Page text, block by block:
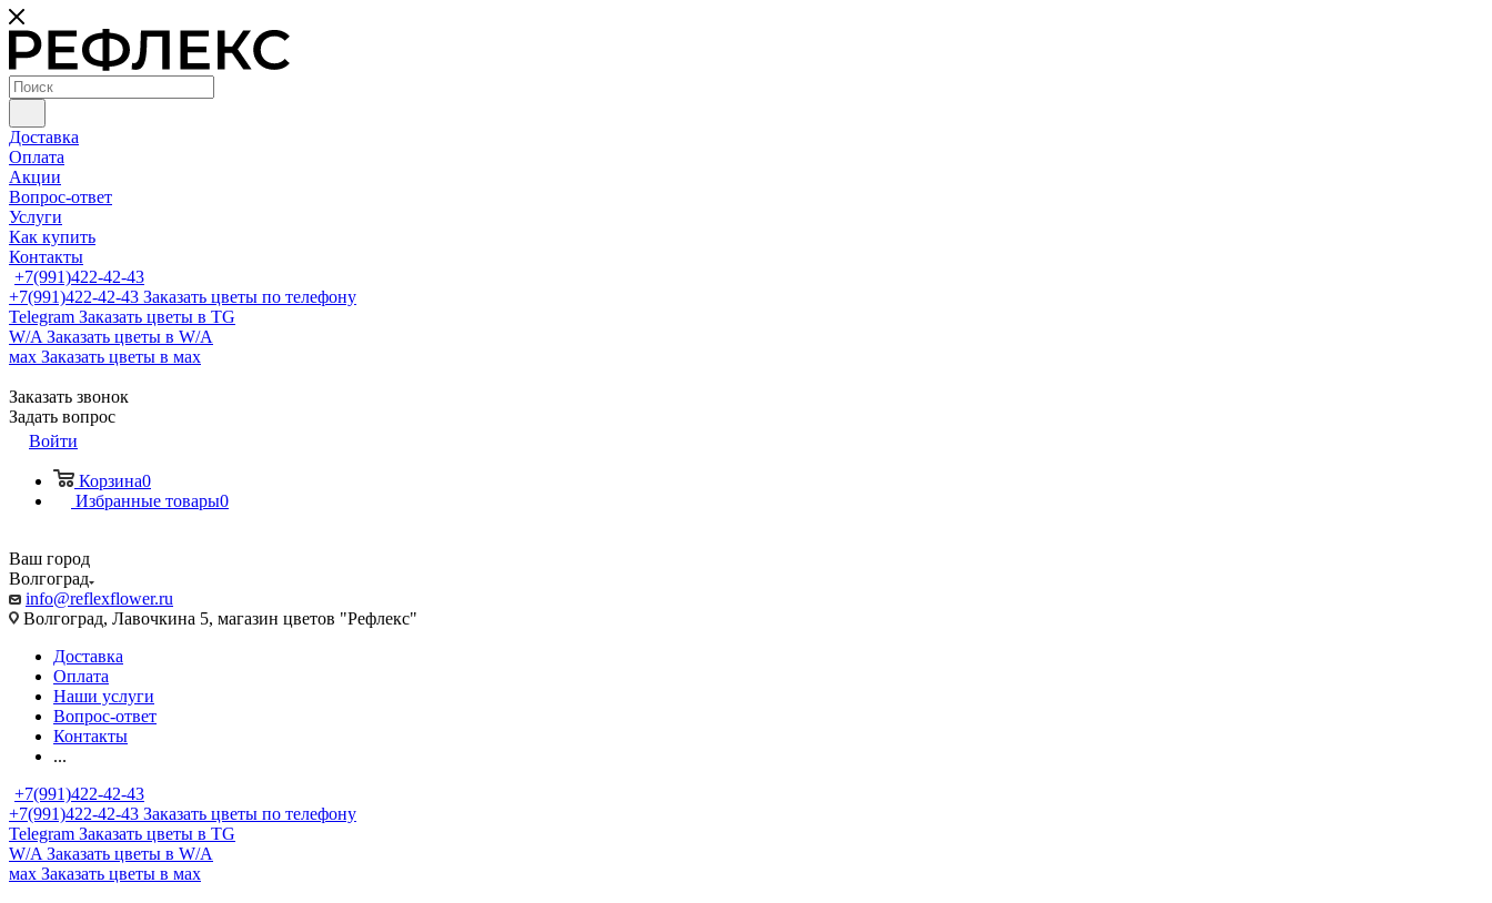
Доставка
Оплата
Акции
Вопрос-ответ
Услуги
Как купить
Контакты
+7(991)422-42-43
+7(991)422-42-43 Заказать цветы по телефону
Telegram Заказать цветы в TG
W/A Заказать цветы в W/A
мах Заказать цветы в мах
Заказать звонок
Задать вопрос
Войти
Корзина0
Избранные товары0
Ваш город
Волгоград
info@reflexflower.ru
Волгоград, Лавочкина 5, магазин цветов "Рефлекс"
Доставка
Оплата
Наши услуги
Вопрос-ответ
Контакты
...
+7(991)422-42-43
+7(991)422-42-43 Заказать цветы по телефону
Telegram Заказать цветы в TG
W/A Заказать цветы в W/A
мах Заказать цветы в мах